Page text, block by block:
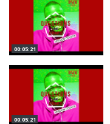
00:05:21
00:05:21